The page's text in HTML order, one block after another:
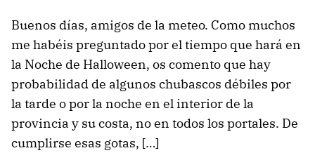
Buenos días, amigos de la meteo. Como muchos
me habéis preguntado por el tiempo que hará en
la Noche de Halloween, os comento que hay
probabilidad de algunos chubascos débiles por
la tarde o por la noche en el interior de la
provincia y su costa, no en todos los portales. De
cumplirse esas gotas, […]